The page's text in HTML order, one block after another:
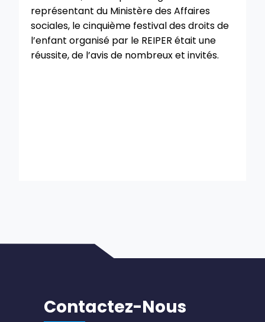
représentant du Ministère des Affaires
sociales, le cinquième festival des droits de
l’enfant organisé par le REIPER était une
réussite, de l’avis de nombreux et invités.
Contactez-Nous